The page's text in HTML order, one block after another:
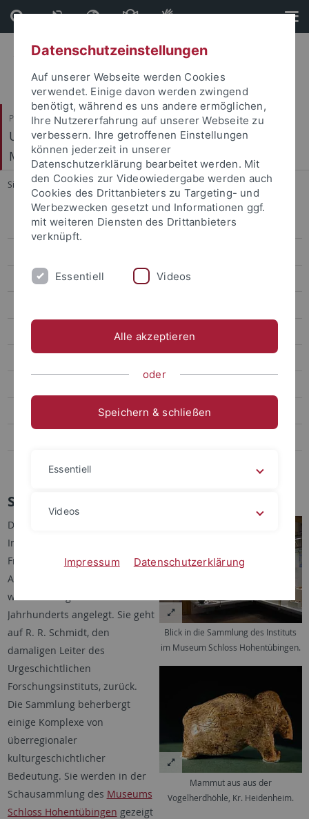
Direkt
zum
Inhalt
Direkt
zur
Fußleiste
Philosophische Fakultät
Ur- und Frühgeschichte und Archäologie des
Mittelalters
Sie sind hier: Startseite ... Sammlung
Mitarbeiter
Exkursionen
Lehrsammlung der Jüngeren Abteilung
Sammlung
Blick in die Sammlung des Instituts
im Museum Schloss Hohentübingen.
Mammut aus aus der
Vogelherdhöhle, Kr. Heidenheim.
Die Lehrsammlung des
Instituts für Ur- und
Frühgeschichte und
Archäologie des Mittelalters
wurde zu Beginn des 20.
Jahrhunderts angelegt. Sie geht
auf R. R. Schmidt, den
damaligen Leiter des
Urgeschichtlichen
Forschungsinstituts, zurück.
Die Sammlung beherbergt
einige Komplexe von
überregionaler
kulturgeschichtlicher
Bedeutung. Sie werden in der
Schausammlung des Museums
Schloss Hohentübingen gezeigt
Datenschutzeinstellungen
Auf unserer Webseite werden Cookies
verwendet. Einige davon werden zwingend
benötigt, während es uns andere ermöglichen,
Ihre Nutzererfahrung auf unserer Webseite zu
verbessern. Ihre getroffenen Einstellungen
können jederzeit in unserer
Datenschutzerklärung bearbeitet werden. Mit
den Cookies zur Videowiedergabe werden auch
Cookies des Drittanbieters zu Targeting- und
Werbezwecken gesetzt und Informationen ggf.
mit weiteren Diensten des Drittanbieters
verknüpft.
Essentiell Videos
Alle akzeptieren
oder
Speichern & schließen
Essentiell
Videos
Impressum Datenschutzerklärung